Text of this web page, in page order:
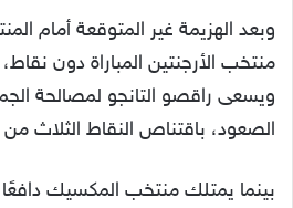
وبعد الهزيمة غير المتوقعة أمام
منتخب الأرجنتين المباراة دون نقاط،
ويسعى راقصو التانجو لمصالحة
الصعود، باقتناص النقاط الثلاث
بينما يمتلك منتخب المكسيك